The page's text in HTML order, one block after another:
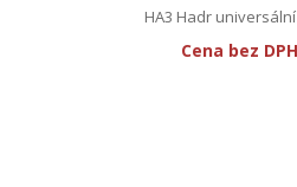
HA3 Hadr
Cena bez